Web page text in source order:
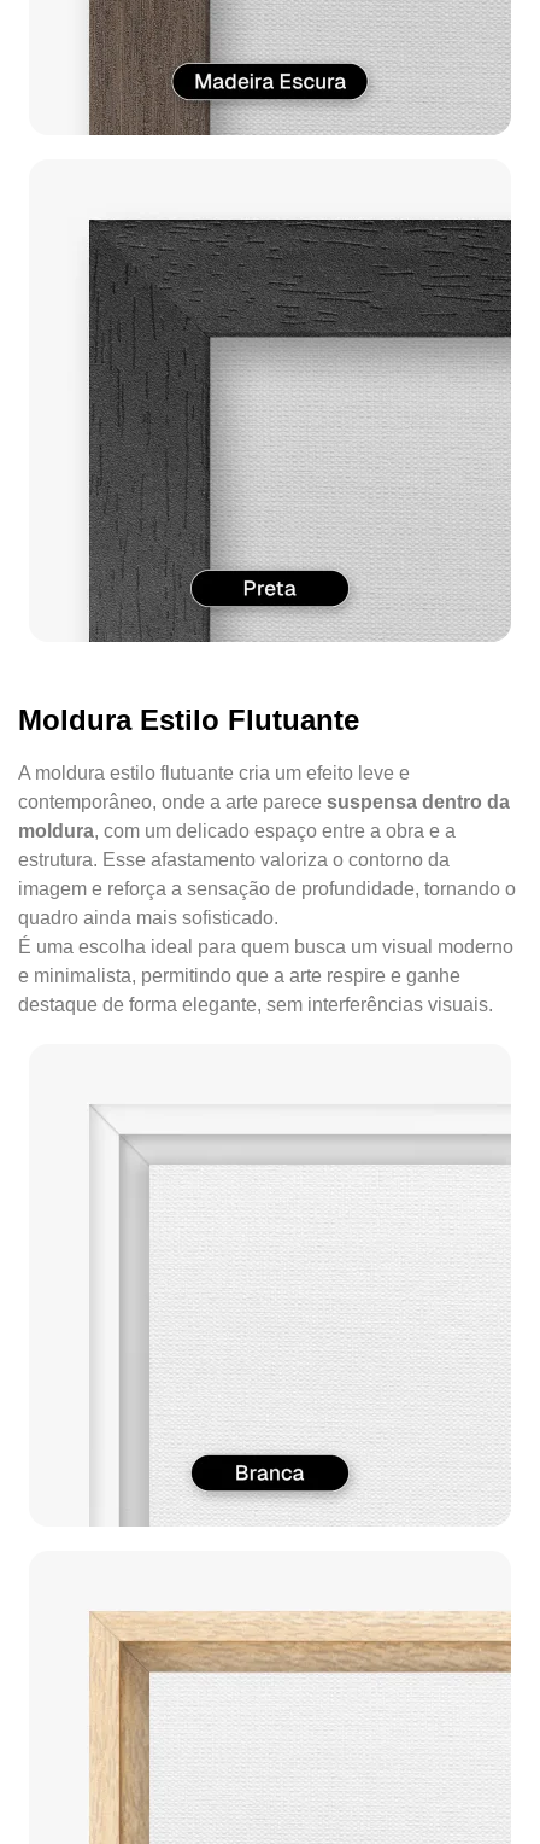
Moldura Estilo Flutuante
A moldura estilo flutuante cria um efeito leve e
contemporâneo, onde a arte parece suspensa dentro da
moldura, com um delicado espaço entre a obra e a
estrutura. Esse afastamento valoriza o contorno da
imagem e reforça a sensação de profundidade, tornando o
quadro ainda mais sofisticado.
É uma escolha ideal para quem busca um visual moderno
e minimalista, permitindo que a arte respire e ganhe
destaque de forma elegante, sem interferências visuais.